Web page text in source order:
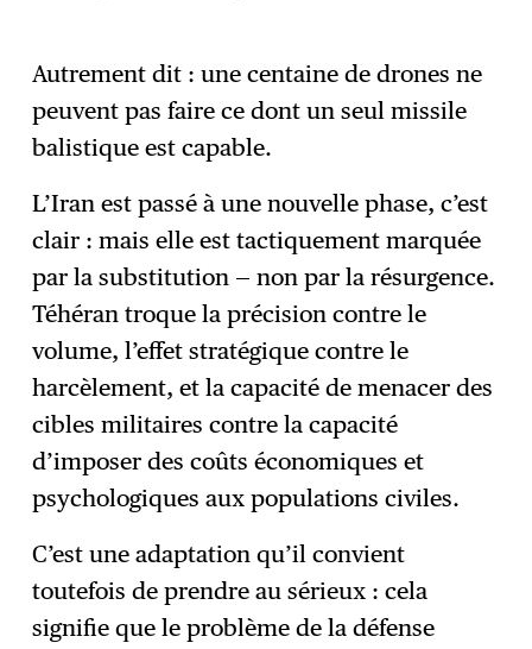
Autrement dit : une centaine de drones ne
peuvent pas faire ce dont un seul missile
balistique est capable.
L’Iran est passé à une nouvelle phase, c’est
clair : mais elle est tactiquement marquée
par la substitution — non par la résurgence.
Téhéran troque la précision contre le
volume, l’effet stratégique contre le
harcèlement, et la capacité de menacer des
cibles militaires contre la capacité
d’imposer des coûts économiques et
psychologiques aux populations civiles.
C’est une adaptation qu’il convient
toutefois de prendre au sérieux : cela
signifie que le problème de la défense